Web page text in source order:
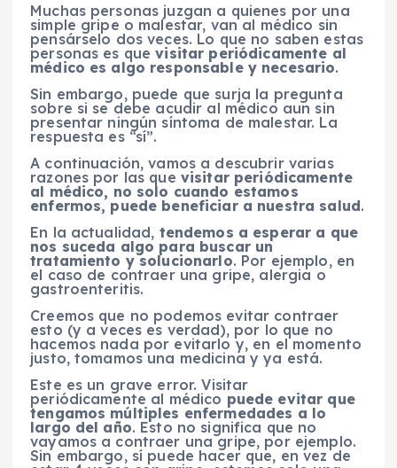
Muchas personas juzgan a quienes por una
simple gripe o malestar, van al médico sin
pensárselo dos veces. Lo que no saben estas
personas es quevisitar periódicamente al
médico es algo responsable y necesario.
Sin embargo, puede que surja la pregunta
sobre si se debe acudir al médico aun sin
presentar ningún síntoma de malestar. La
respuesta es “sí”.
A continuación, vamos a descubrir varias
razones por las que visitar periódicamente
al médico, no solo cuando estamos
enfermos, puede beneficiar a nuestra salud.
En la actualidad, tendemos a esperar a que
nos suceda algo para buscar un
tratamiento y solucionarlo. Por ejemplo, en
el caso de contraer una gripe, alergia o
gastroenteritis.
Creemos que no podemos evitar contraer
esto (y a veces es verdad), por lo que no
hacemos nada por evitarlo y, en el momento
justo, tomamos una medicina y ya está.
Este es un grave error. Visitar
periódicamente al médico puede evitar que
tengamos múltiples enfermedades a lo
largo del año. Esto no significa que no
vayamos a contraer una gripe, por ejemplo.
Sin embargo, sí puede hacer que, en vez de